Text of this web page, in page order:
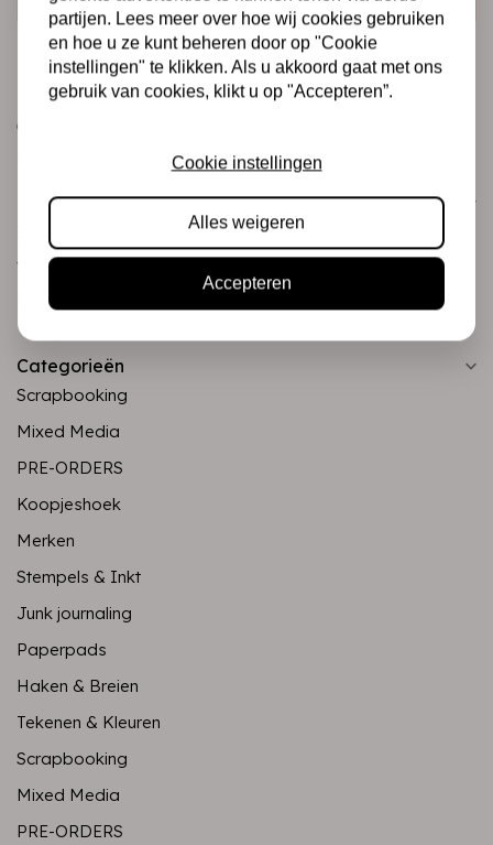
Klantenservice
Verzending en retourneren
Betalingsmogelijkheden
Categorieën
Scrapbooking
Mixed Media
PRE-ORDERS
Koopjeshoek
Merken
Stempels & Inkt
Junk journaling
Paperpads
Haken & Breien
Tekenen & Kleuren
Scrapbooking
Mixed Media
PRE-ORDERS
partijen. Lees meer over hoe wij cookies gebruiken
en hoe u ze kunt beheren door op "Cookie
instellingen" te klikken. Als u akkoord gaat met ons
gebruik van cookies, klikt u op "Accepteren”.
Cookie instellingen
Alles weigeren
Accepteren